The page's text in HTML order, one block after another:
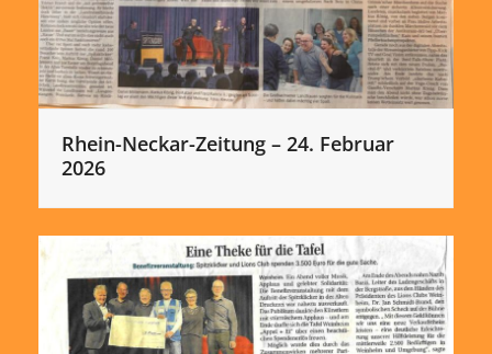
Rhein-Neckar-Zeitung – 24. Februar
2026